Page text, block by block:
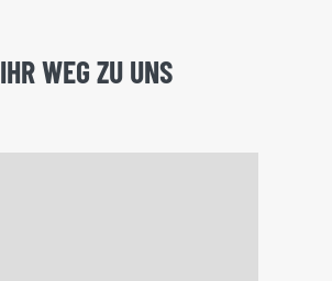
IHR WEG ZU UNS